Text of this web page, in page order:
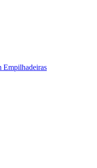
Empilhadeiras